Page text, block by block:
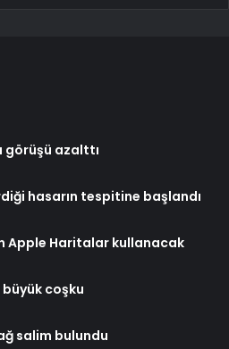
görüşü azalttı
hasarın tespitine başlandı
Apple Haritalar kullanacak
coşku
salim bulundu